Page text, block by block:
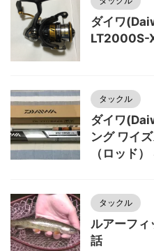
ダイワ
LT2000S-
タックル
ダイワ
ング ワイ
（ロッド
タックル
ルアーフィ
話